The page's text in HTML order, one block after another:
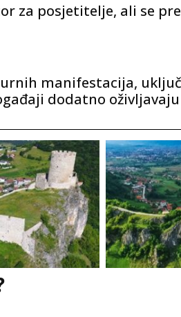
za posjetitelje, ali se
manifestacija,
dodatno